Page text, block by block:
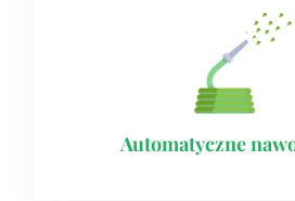
Automatyczne